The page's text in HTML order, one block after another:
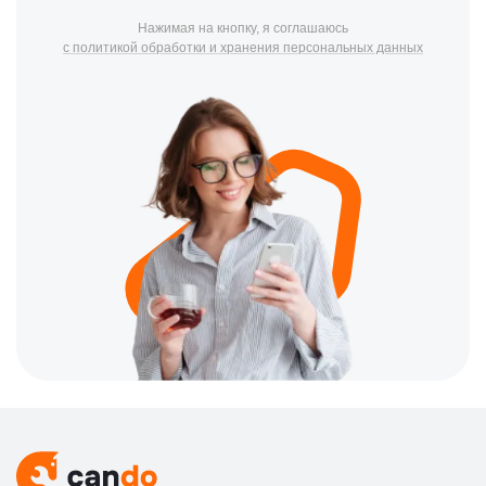
ошибки панели управления, неравномерный нагрев,
проблемы датчика дверцы, шум при работе и сбои в питании.
высоковольтного узла, восстановление панели управления,
обслуживание гриля, установку новой слюды, замену диода
или конденсатора, устранение искрения, настройку датчиков,
ремонт вентилятора и глубокую очистку камеры. При
необходимости возможен ремонт микроволновки Грюндик на
дому в Казани с финальной проверкой всех режимов.
⭐ Преимущества сервиса CanDo по
ремонту Grundig
Бесплатная диагностика микроволновой печи Grundig
Гарантия до 3 лет на детали и ремонт
Опыт мастеров более 7 лет
Официальные документы: чек, заказ-наряд,
Нажимая на кнопку, я соглашаюсь
с политикой обработки и хранения персональных данных